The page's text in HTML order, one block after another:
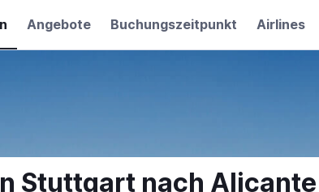
Angebote Buchungszeitpunkt Airlines
Stuttgart nach